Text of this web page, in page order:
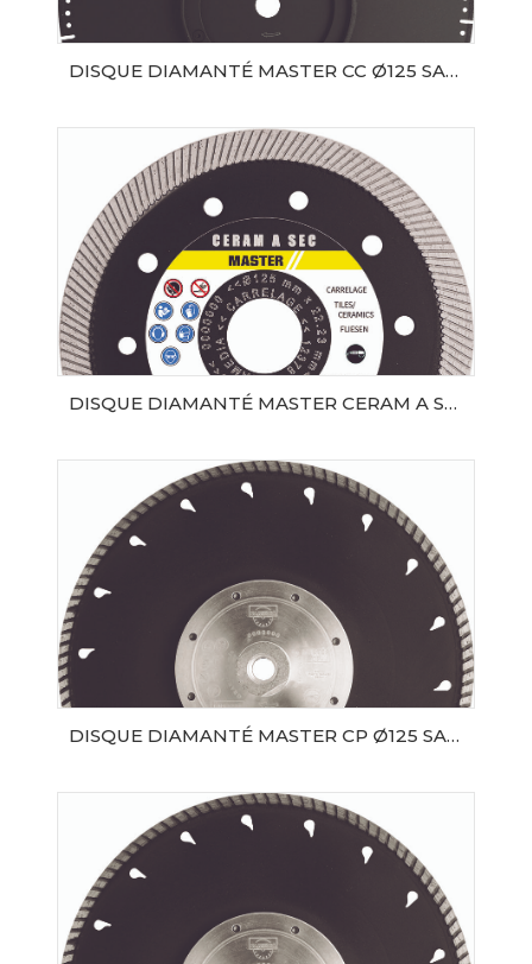
DISQUE DIAMANTÉ MASTER CC Ø125 SAMEDIA
AJOUTER AU PANIER
DISQUE DIAMANTÉ MASTER CERAM A SEC Ø125 SAMEDIA
AJOUTER AU PANIER
DISQUE DIAMANTÉ MASTER CP Ø125 SAMEDIA
AJOUTER AU PANIER